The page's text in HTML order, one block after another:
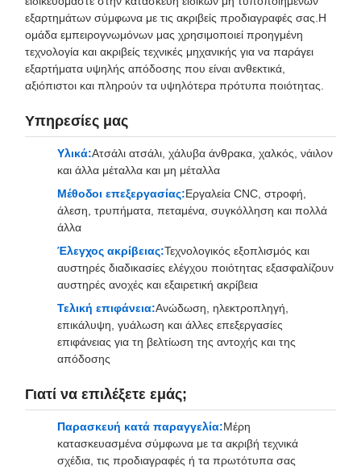
εξαρτημάτων σύμφωνα με τις ακριβείς προδιαγραφές σας.Η
ομάδα εμπειρογνωμόνων μας χρησιμοποιεί προηγμένη
τεχνολογία και ακριβείς τεχνικές μηχανικής για να παράγει
εξαρτήματα υψηλής απόδοσης που είναι ανθεκτικά,
αξιόπιστοι και πληρούν τα υψηλότερα πρότυπα ποιότητας.
Υπηρεσίες μας
Υλικά:Ατσάλι ατσάλι, χάλυβα άνθρακα, χαλκός, νάιλον
και άλλα μέταλλα και μη μέταλλα
Μέθοδοι επεξεργασίας:Εργαλεία CNC, στροφή,
άλεση, τρυπήματα, πεταμένα, συγκόλληση και πολλά
άλλα
Έλεγχος ακρίβειας:Τεχνολογικός εξοπλισμός και
αυστηρές διαδικασίες ελέγχου ποιότητας εξασφαλίζουν
αυστηρές ανοχές και εξαιρετική ακρίβεια
Τελική επιφάνεια:Ανώδωση, ηλεκτροπληγή,
επικάλυψη, γυάλωση και άλλες επεξεργασίες
επιφάνειας για τη βελτίωση της αντοχής και της
απόδοσης
Γιατί να επιλέξετε εμάς;
Παρασκευή κατά παραγγελία:Μέρη
κατασκευασμένα σύμφωνα με τα ακριβή τεχνικά
σχέδια, τις προδιαγραφές ή τα πρωτότυπα σας